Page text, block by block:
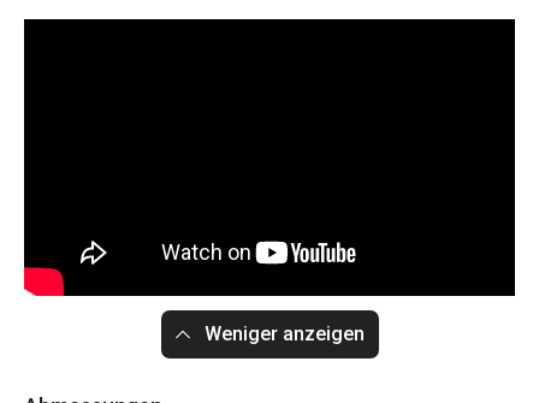
Weniger anzeigen